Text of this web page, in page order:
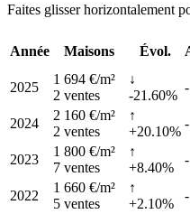
Faites glisser horizontalement
Année Maisons Évol.
2025
1 694 €/m²
2 ventes
↓
-21.60%
-
2024
2 160 €/m²
2 ventes
↑
+20.10%
-
2023
1 800 €/m²
7 ventes
↑
+8.40%
-
2022
1 660 €/m²
5 ventes
↑
+2.10%
-